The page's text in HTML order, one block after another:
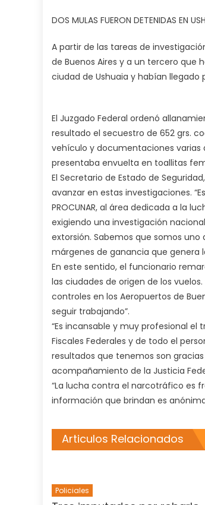
DOS MULAS FUERON DETENIDAS EN
A partir de las tareas de
de Buenos Aires y a un tercero que
ciudad de Ushuaia y habían llegado
El Juzgado Federal ordenó
resultado el secuestro de 652 grs.
vehículo y documentaciones varias
presentaba envuelta en toallitas
El Secretario de Estado de
avanzar en estas investigaciones.
PROCUNAR, al área dedicada a la
exigiendo una investigación
extorsión. Sabemos que somos
márgenes de ganancia que genera
En este sentido, el funcionario
las ciudades de origen de los
controles en los Aeropuertos de
seguir trabajando”.
“Es incansable y muy profesional
Fiscales Federales y de todo el
resultados que tenemos son
acompañamiento de la Justicia
“La lucha contra el narcotráfico es
información que brindan es
Articulos Relacionados
Policiales